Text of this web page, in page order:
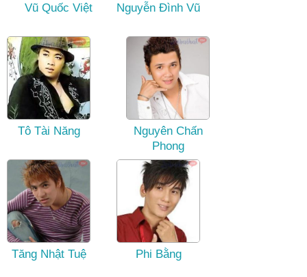
Vũ Quốc Việt Nguyễn Đình Vũ
Tô Tài Năng
Nguyên Chấn
Phong
Tăng Nhật Tuệ Phi Bằng